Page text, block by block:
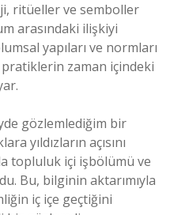
ritüeller ve semboller
arasındaki ilişkiyi
yapıları ve normları
zaman içindeki
gözlemlediğim bir
yıldızların açısını
topluluk içi işbölümü ve
Bu, bilginin aktarımıyla
iç içe geçtiğini